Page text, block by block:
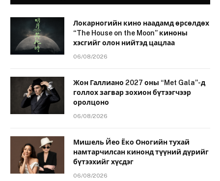
Локарногийн кино наадамд өрсөлдөх
“The House on the Moon” киноны
хэсгийг олон нийтэд цацлаа
06/08/2026
Жон Галлиано 2027 оны “Met Gala”-д
голлох загвар зохион бүтээгчээр
оролцоно
06/08/2026
Мишель Йео Ёко Оногийн тухай
намтарчилсан кинонд түүний дүрийг
бүтээхийг хүсдэг
06/08/2026